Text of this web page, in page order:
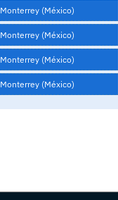
Monterrey (México)
Monterrey (México)
Monterrey (México)
Monterrey (México)